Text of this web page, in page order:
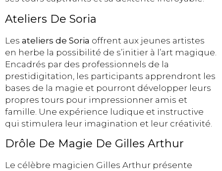
Ateliers De Soria
Les ateliers de Soria offrent aux jeunes artistes
en herbe la possibilité de s’initier à l’art magique.
Encadrés par des professionnels de la
prestidigitation, les participants apprendront les
bases de la magie et pourront développer leurs
propres tours pour impressionner amis et
famille. Une expérience ludique et instructive
qui stimulera leur imagination et leur créativité.
Drôle De Magie De Gilles Arthur
Le célèbre magicien Gilles Arthur présente